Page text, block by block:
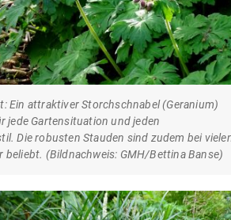
Ein attraktiver Storchschnabel (Geranium)
jede Gartensituation und jeden
Die robusten Stauden sind zudem bei
beliebt. (Bildnachweis: GMH/Bettina Banse)